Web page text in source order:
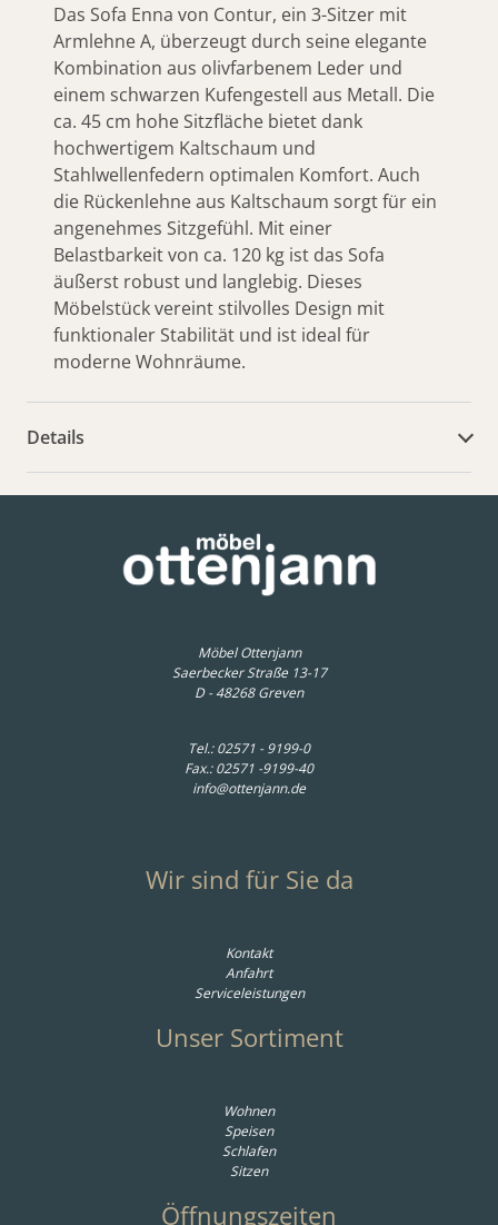
Das Sofa Enna von Contur, ein 3-Sitzer mit
Armlehne A, überzeugt durch seine elegante
Kombination aus olivfarbenem Leder und
einem schwarzen Kufengestell aus Metall. Die
ca. 45 cm hohe Sitzfläche bietet dank
hochwertigem Kaltschaum und
Stahlwellenfedern optimalen Komfort. Auch
die Rückenlehne aus Kaltschaum sorgt für ein
angenehmes Sitzgefühl. Mit einer
Belastbarkeit von ca. 120 kg ist das Sofa
äußerst robust und langlebig. Dieses
Möbelstück vereint stilvolles Design mit
funktionaler Stabilität und ist ideal für
moderne Wohnräume.
Details
Möbel Ottenjann
Saerbecker Straße 13-17
D - 48268 Greven
Tel.:02571 - 9199-0
Fax.: 02571 -9199-40
info@ottenjann.de
Wir sind für Sie da
Kontakt
Anfahrt
Serviceleistungen
Unser Sortiment
Wohnen
Speisen
Schlafen
Sitzen
Öffnungszeiten